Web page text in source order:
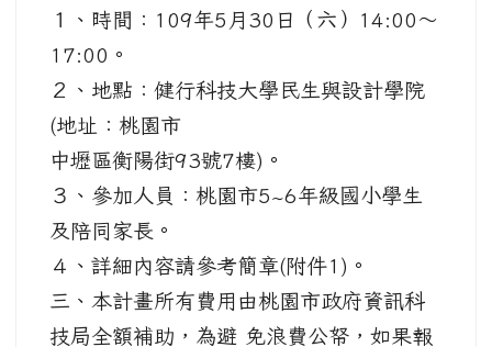
１、時間：109年5月30日（六）14:00～
17:00。
２、地點：健行科技大學民生與設計學院
(地址：桃園市
中壢區衡陽街93號7樓)。
３、參加人員：桃園市5~6年級國小學生
及陪同家長。
４、詳細內容請參考簡章(附件1)。
三、本計畫所有費用由桃園市政府資訊科
技局全額補助，為避 免浪費公帑，如果報